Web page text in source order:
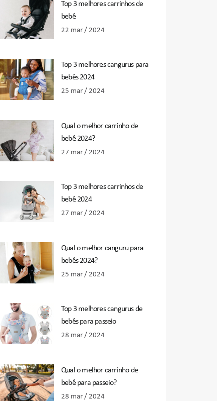
Top 3 melhores carrinhos de
bebê
22 mar / 2024
Top 3 melhores cangurus para
bebês 2024
25 mar / 2024
Qual o melhor carrinho de
bebê 2024?
27 mar / 2024
Top 3 melhores carrinhos de
bebê 2024
27 mar / 2024
Qual o melhor canguru para
bebês 2024?
25 mar / 2024
Top 3 melhores cangurus de
bebês para passeio
28 mar / 2024
Qual o melhor carrinho de
bebê para passeio?
28 mar / 2024